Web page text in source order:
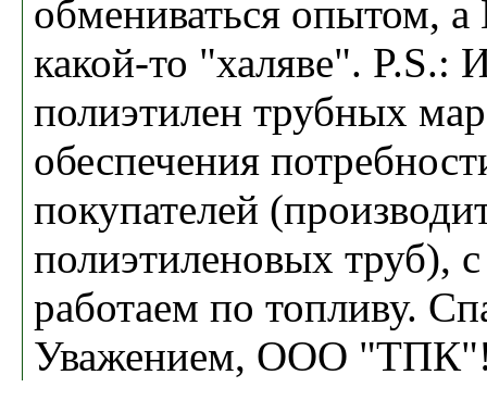
обмениваться опытом,
какой-то "халяве". P.S.:
полиэтилен трубных
обеспечения
покупателей
полиэтиленовых труб),
работаем по топливу.
Уважением, ООО